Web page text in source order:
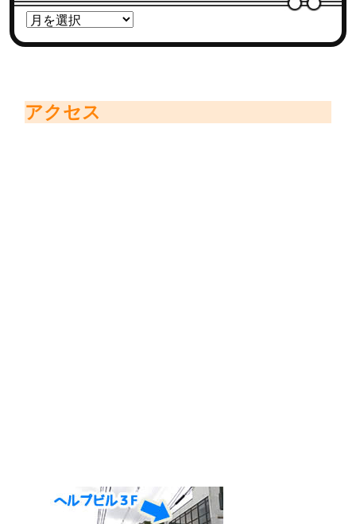
アクセス